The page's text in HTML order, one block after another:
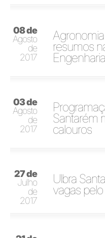
08 de
Agosto
de
2017
resumos
03 de
Agosto
de
2017
Santarém
calouros
27 de
Julho
de
2017
Ulbra
vagas